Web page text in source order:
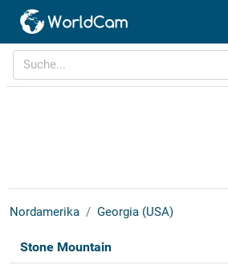
Nordamerika Georgia (USA)
Stone Mountain